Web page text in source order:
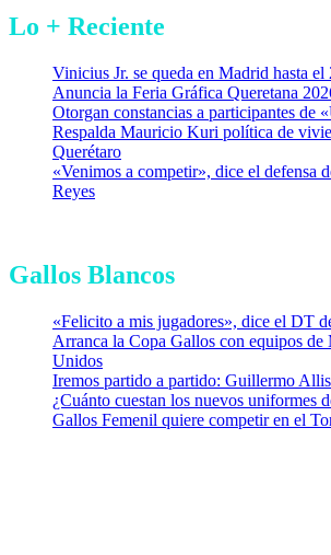
Lo + Reciente
Vinicius Jr. se queda en Madrid hasta el
Anuncia la Feria Gráfica Queretana
Otorgan constancias a participantes de
Respalda Mauricio Kuri política de
Querétaro
«Venimos a competir», dice el defensa
Reyes
Gallos Blancos
«Felicito a mis jugadores», dice el DT
Arranca la Copa Gallos con equipos de
Unidos
Iremos partido a partido: Guillermo
¿Cuánto cuestan los nuevos uniformes
Gallos Femenil quiere competir en el